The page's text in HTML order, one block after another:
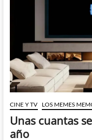
CINE Y TV LOS MEMES
Unas cuantas
año